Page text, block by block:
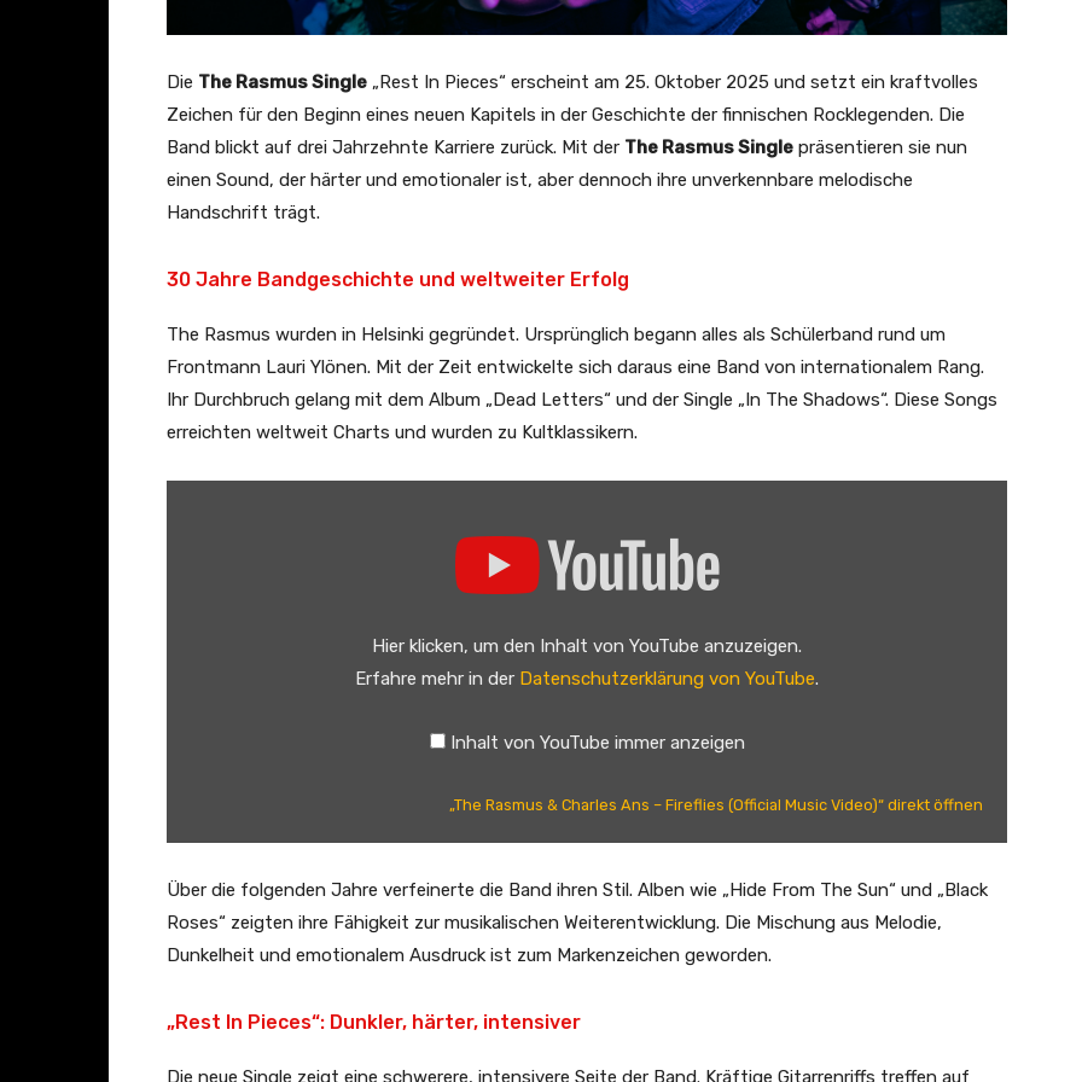
Die The Rasmus Single „Rest In Pieces“ erscheint am 25. Oktober 2025 und setzt ein kraftvolles
Zeichen für den Beginn eines neuen Kapitels in der Geschichte der finnischen Rocklegenden. Die
Band blickt auf drei Jahrzehnte Karriere zurück. Mit der The Rasmus Single präsentieren sie nun
einen Sound, der härter und emotionaler ist, aber dennoch ihre unverkennbare melodische
Handschrift trägt.
30 Jahre Bandgeschichte und weltweiter Erfolg
The Rasmus wurden in Helsinki gegründet. Ursprünglich begann alles als Schülerband rund um
Frontmann Lauri Ylönen. Mit der Zeit entwickelte sich daraus eine Band von internationalem Rang.
Ihr Durchbruch gelang mit dem Album „Dead Letters“ und der Single „In The Shadows“. Diese Songs
erreichten weltweit Charts und wurden zu Kultklassikern.
h
a
r
Hier klicken, um den Inhalt von YouTube anzuzeigen.
Erfahre mehr in der Datenschutzerklärung von YouTube.
Inhalt von YouTube immer anzeigen
„The Rasmus & Charles Ans – Fireflies (Official Music Video)“ direkt öffnen
Über die folgenden Jahre verfeinerte die Band ihren Stil. Alben wie „Hide From The Sun“ und „Black
Roses“ zeigten ihre Fähigkeit zur musikalischen Weiterentwicklung. Die Mischung aus Melodie,
Dunkelheit und emotionalem Ausdruck ist zum Markenzeichen geworden.
„Rest In Pieces“: Dunkler, härter, intensiver
Die neue Single zeigt eine schwerere, intensivere Seite der Band. Kräftige Gitarrenriffs treffen auf